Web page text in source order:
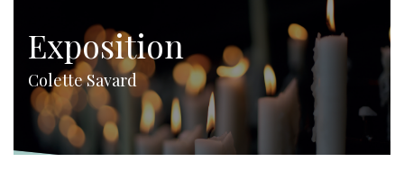
Exposition
Colette Savard